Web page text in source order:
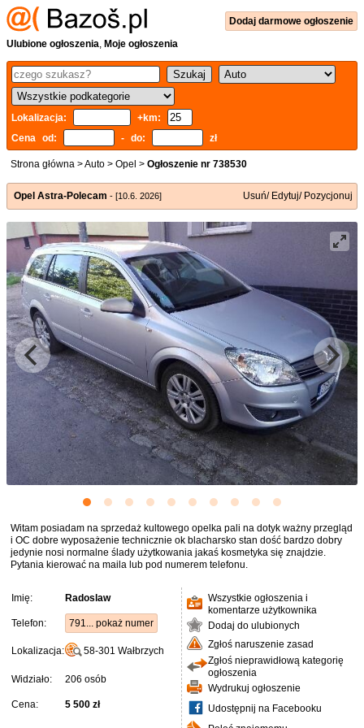
Dodaj darmowe ogłoszenie
Ulubione ogłoszenia, Moje ogłoszenia
Lokalizacja:
+km:
Cena od:
- do: zł
Strona główna >Auto > Opel > Ogłoszenie nr 738530
Opel Astra-Polecam - [10.6. 2026] Usuń/ Edytuj/ Pozycjonuj
Witam posiadam na sprzedaż kultowego opelka pali na dotyk ważny przegląd
i OC dobre wyposażenie technicznie ok blacharsko stan dość bardzo dobry
jedynie nosi normalne ślady użytkowania jakaś kosmetyka się znajdzie.
Pytania kierować na maila lub pod numerem telefonu.
Imię: Radoslaw
Telefon: 791... pokaż numer
Lokalizacja: 58-301 Wałbrzych
Widziało: 206 osób
Cena: 5 500 zł
Wszystkie ogłoszenia i
komentarze użytkownika
Dodaj do ulubionych
Zgłoś naruszenie zasad
Zgłoś nieprawidłową kategorię
ogłoszenia
Wydrukuj ogłoszenie
Udostępnij na Facebooku